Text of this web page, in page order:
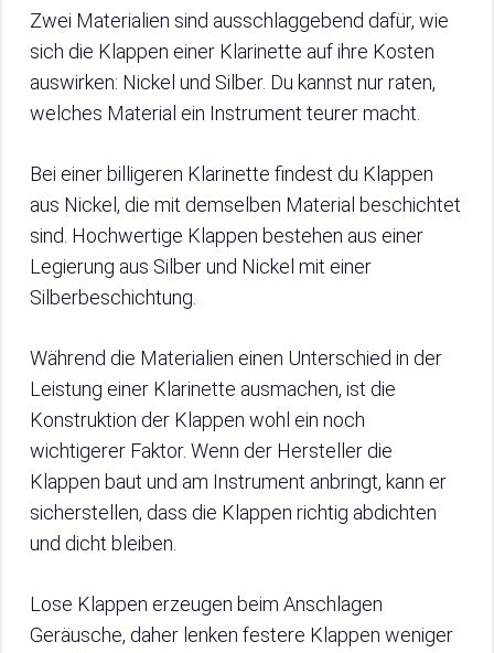
Zwei Materialien sind ausschlaggebend dafür, wie
sich die Klappen einer Klarinette auf ihre Kosten
auswirken: Nickel und Silber. Du kannst nur raten,
welches Material ein Instrument teurer macht.
Bei einer billigeren Klarinette findest du Klappen
aus Nickel, die mit demselben Material beschichtet
sind. Hochwertige Klappen bestehen aus einer
Legierung aus Silber und Nickel mit einer
Silberbeschichtung.
Während die Materialien einen Unterschied in der
Leistung einer Klarinette ausmachen, ist die
Konstruktion der Klappen wohl ein noch
wichtigerer Faktor. Wenn der Hersteller die
Klappen baut und am Instrument anbringt, kann er
sicherstellen, dass die Klappen richtig abdichten
und dicht bleiben.
Lose Klappen erzeugen beim Anschlagen
Geräusche, daher lenken festere Klappen weniger